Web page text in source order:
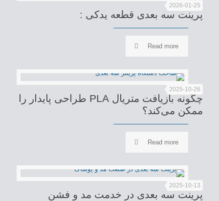
2026-01-25
پرینت سه بعدی قطعه یدکی :
Read more
2025-10-26
چگونه بازیافت متریال PLA طراحی پایدار را
ممکن می‌کند؟
Read more
2025-10-13
پرینت سه بعدی در خدمت مد و فشن